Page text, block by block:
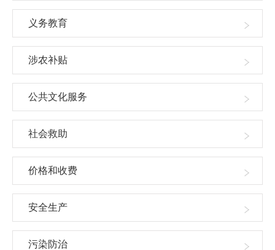
义务教育
涉农补贴
公共文化服务
社会救助
价格和收费
安全生产
污染防治